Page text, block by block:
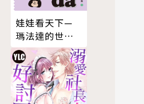
娃娃看天下—
瑪法達的世界
（3）【瑪法達
降落地球60週
年紀念版】